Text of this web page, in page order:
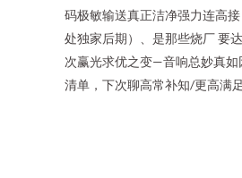
码极敏输送真正洁净强力连高
处独家后期）、是那些烧厂 要
次赢光求优之变—音响总妙真
清单，下次聊高常补知/更高满